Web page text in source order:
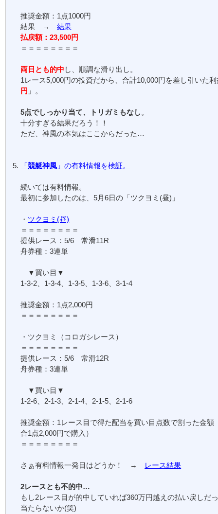
推奨金額：1点1000円
結果 →結果
払戻額：23,500円
＝＝＝＝＝＝＝＝
両日とも的中 し、順調な滑り出し。
1レース5,000円の投資だから、合計10,000円を差し引いた
円 」。
5点でしっかり当て、トリガミもなし。
十分すぎる結果だろう！！
ただ、神風の本気はここからだった…
「競艇神風 」の有料情報を検証。
続いては有料情報。
最初に参加したのは、5月6日の「ツクヨミ(昼)」
・ ツクヨミ(昼)
＝＝＝＝＝＝＝＝
提供レース：5/6 常滑11R
舟券種：3連単
▼買い目▼
1-3-2、1-3-4、1-3-5、1-3-6、3-1-4
推奨金額：1点2,000円
＝＝＝＝＝＝＝＝
・ツクヨミ（コロガシレース）
＝＝＝＝＝＝＝＝
提供レース：5/6 常滑12R
舟券種：3連単
▼買い目▼
1-2-6、2-1-3、2-1-4、2-1-5、2-1-6
推奨金額：1レース目で得た配当を買い目点数で割った金額
合1点2,000円で購入）
＝＝＝＝＝＝＝＝
さぁ有料情報一発目はどうか！ → レース結果
2レースとも不的中…
もし2レース目が的中していれば360万円越えの払い戻しだ
当たらないか(笑)